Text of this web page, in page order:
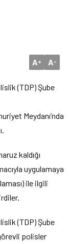
A+ A-
(TDP) Şube
Meydanı’nda
kaldığı
uygulamaya
ile ilgili
(TDP) Şube
polisler